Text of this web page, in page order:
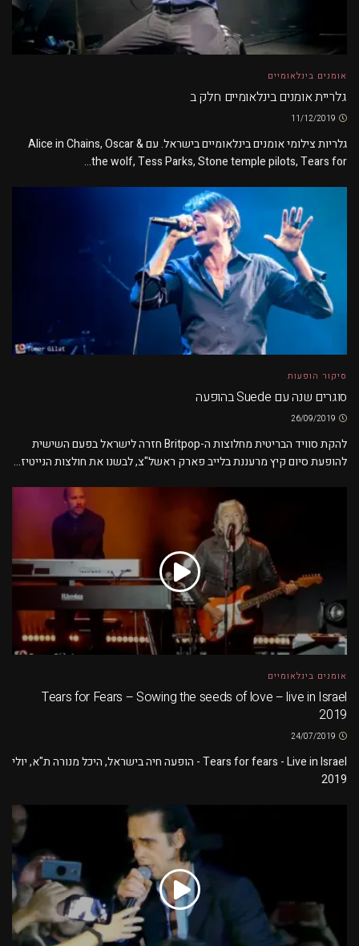
אומנים בינלאומיים
גלריית אומנים בינלאומיים חלק ב
גלריות צילומי אומנים בינלאומיים בישראל. עם Alice in Chains, Oscar &
the wolf, Tess Parks, Stone temple pilots, Tears for...
סיקור הופעות
סוגרים שנה עם Suede בהופעה
להקת סוויד הבריטית מחלוצות ה-Britpop חזרה לישראל בפעם השישית
להופעת סיום קיץ מרעננת בלייב פארק ראשל"צ, לבשנו את חולצות הנייטיז...
אומנים בינלאומיים
Tears for Fears – Sowing the seeds of love – live in Israel
2019
Tears for fears - Live in Israel - הופעה חיה בישראל, היכל מנורה ת"א, יולי
2019